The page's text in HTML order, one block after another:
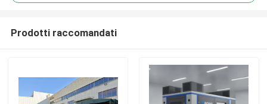
Prodotti raccomandati